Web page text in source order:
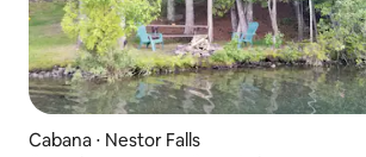
Cabana ⋅ Nestor Falls